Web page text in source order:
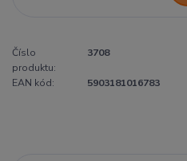
Číslo
produktu:
3708
EAN kód: 5903181016783